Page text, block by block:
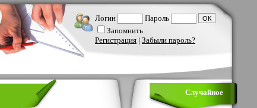
Логин
Пароль
Запомнить
Регистрация | Забыли пароль?
Случайное